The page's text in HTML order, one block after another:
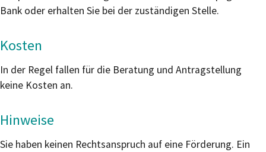
Bank oder erhalten Sie bei der zuständigen Stelle.
Kosten
In der Regel fallen für die Beratung und Antragstellung
keine Kosten an.
Hinweise
Sie haben keinen Rechtsanspruch auf eine Förderung. Ein